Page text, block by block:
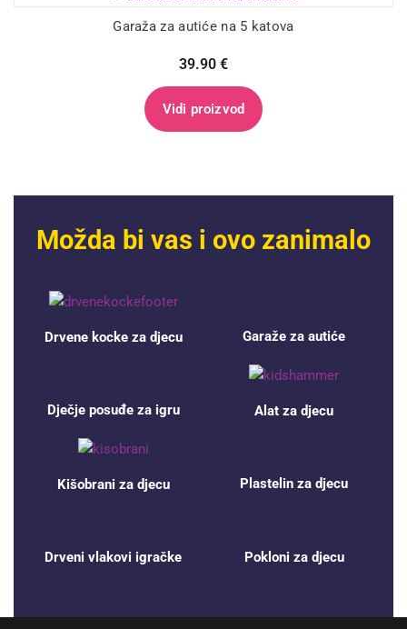
Garaža za autiće na 5 katova
39.90 €
Vidi proizvod
Možda bi vas i ovo zanimalo
Drvene kocke za djecu Garaže za autiće
Dječje posuđe za igru Alat za djecu
Kišobrani za djecu Plastelin za djecu
Drveni vlakovi igračke Pokloni za djecu